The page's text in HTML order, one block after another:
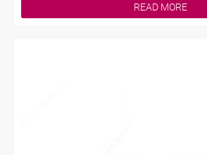
READ MORE